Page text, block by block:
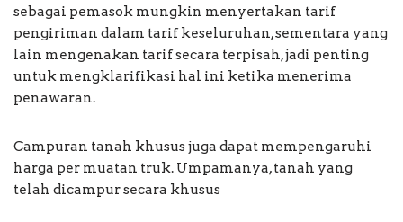
sebagai pemasok mungkin menyertakan tarif
pengiriman dalam tarif keseluruhan, sementara yang
lain mengenakan tarif secara terpisah, jadi penting
untuk mengklarifikasi hal ini ketika menerima
penawaran.
Campuran tanah khusus juga dapat mempengaruhi
harga per muatan truk. Umpamanya, tanah yang
telah dicampur secara khusus